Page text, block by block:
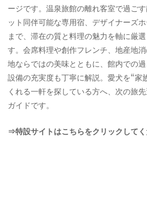
ージです。温泉旅館の離れ客室で過ご
ット同伴可能な専用宿、デザイナーズ
まで、滞在の質と料理の魅力を軸に厳
す。会席料理や創作フレンチ、地産地
地ならではの美味とともに、館内での
設備の充実度も丁寧に解説。愛犬を“家
くれる一軒を探している方へ、次の旅
ガイドです。
⇒特設サイトはこちらをクリックしてく